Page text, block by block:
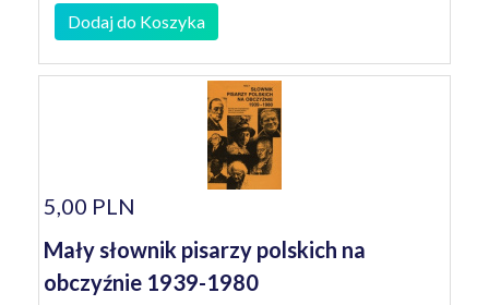
Dodaj do Koszyka
5,00 PLN
Mały słownik pisarzy polskich na
obczyźnie 1939-1980